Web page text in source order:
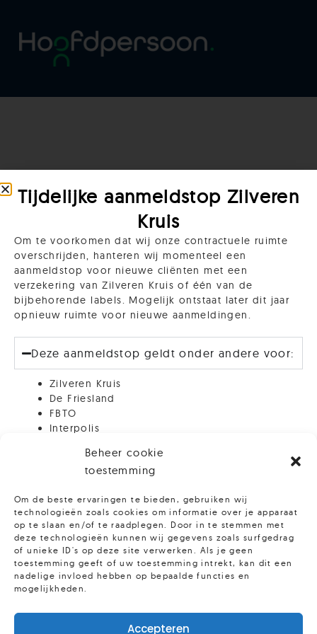
Beheer cookie
toestemming
Om de beste ervaringen te bieden, gebruiken wij
technologieën zoals cookies om informatie over je apparaat
op te slaan en/of te raadplegen. Door in te stemmen met
deze technologieën kunnen wij gegevens zoals surfgedrag
of unieke ID's op deze site verwerken. Als je geen
toestemming geeft of uw toestemming intrekt, kan dit een
nadelige invloed hebben op bepaalde functies en
mogelijkheden.
Accepteren
Bedankt!
Cursuspagina Leven mét stress
Tijdelijke aanmeldstop Zilveren
Kruis
Om te voorkomen dat wij onze contractuele ruimte
overschrijden, hanteren wij momenteel een
aanmeldstop voor nieuwe cliënten met een
verzekering van Zilveren Kruis of één van de
bijbehorende labels. Mogelijk ontstaat later dit jaar
opnieuw ruimte voor nieuwe aanmeldingen.
Deze aanmeldstop geldt onder andere voor:
Zilveren Kruis
De Friesland
FBTO
Interpolis
De christelijke zorgverzekeraar (voorheen Pro
Anderzorg
Vink Vink
Meer informatie